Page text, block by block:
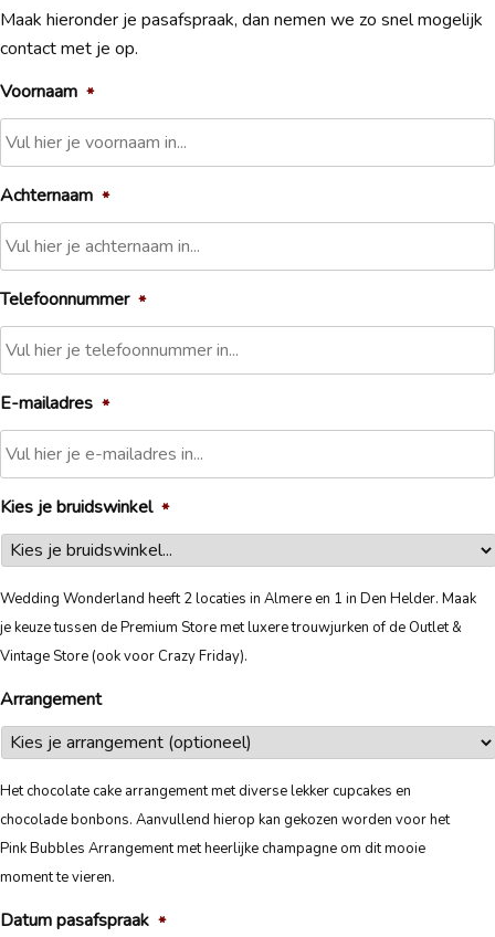
Maak hieronder je pasafspraak, dan nemen we zo snel mogelijk
contact met je op.
Voornaam *
Achternaam *
Telefoonnummer *
E-mailadres *
Kies je bruidswinkel *
Wedding Wonderland heeft 2 locaties in Almere en 1 in Den Helder. Maak
je keuze tussen de Premium Store met luxere trouwjurken of de Outlet &
Vintage Store (ook voor Crazy Friday).
Arrangement
Het chocolate cake arrangement met diverse lekker cupcakes en
chocolade bonbons. Aanvullend hierop kan gekozen worden voor het
Pink Bubbles Arrangement met heerlijke champagne om dit mooie
moment te vieren.
Datum pasafspraak *